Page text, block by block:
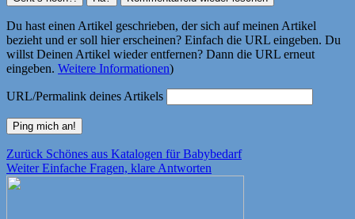
Du hast einen Artikel geschrieben, der sich auf meinen Artikel
bezieht und er soll hier erscheinen? Einfach die URL eingeben. Du
willst Deinen Artikel wieder entfernen? Dann die URL erneut
eingeben. Weitere Informationen)
URL/Permalink deines Artikels
Beitragsnavigation
Zurück Vorheriger
Beitrag:
Schönes aus Katalogen für Babybedarf
Weiter Nächster
Einfache Fragen, klare Antworten